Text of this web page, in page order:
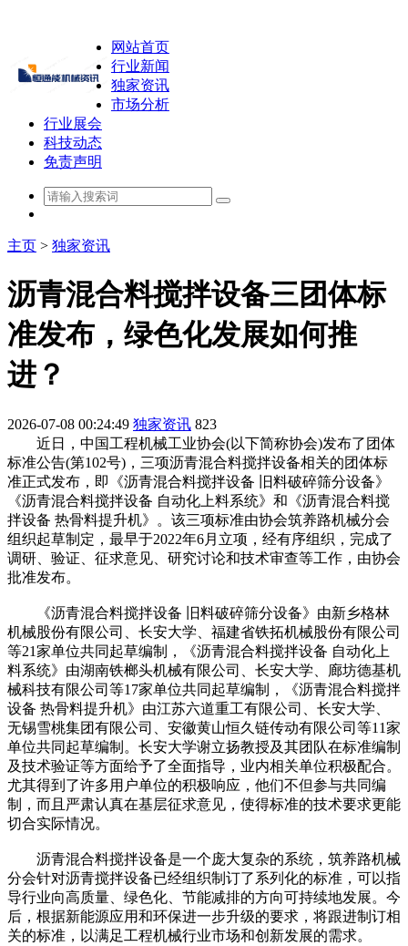
网站首页
行业新闻
独家资讯
市场分析
行业展会
科技动态
免责声明
主页 > 独家资讯
沥青混合料搅拌设备三团体标
准发布，绿色化发展如何推
进？
2026-07-08 00:24:49 独家资讯 823
近日，中国工程机械工业协会(以下简称协会)发布了团体
标准公告(第102号)，三项沥青混合料搅拌设备相关的团体标
准正式发布，即《沥青混合料搅拌设备 旧料破碎筛分设备》
《沥青混合料搅拌设备 自动化上料系统》和《沥青混合料搅
拌设备 热骨料提升机》。该三项标准由协会筑养路机械分会
组织起草制定，最早于2022年6月立项，经有序组织，完成了
调研、验证、征求意见、研究讨论和技术审查等工作，由协会
批准发布。
《沥青混合料搅拌设备 旧料破碎筛分设备》由新乡格林
机械股份有限公司、长安大学、福建省铁拓机械股份有限公司
等21家单位共同起草编制，《沥青混合料搅拌设备 自动化上
料系统》由湖南铁榔头机械有限公司、长安大学、廊坊德基机
械科技有限公司等17家单位共同起草编制，《沥青混合料搅拌
设备 热骨料提升机》由江苏六道重工有限公司、长安大学、
无锡雪桃集团有限公司、安徽黄山恒久链传动有限公司等11家
单位共同起草编制。长安大学谢立扬教授及其团队在标准编制
及技术验证等方面给予了全面指导，业内相关单位积极配合。
尤其得到了许多用户单位的积极响应，他们不但参与共同编
制，而且严肃认真在基层征求意见，使得标准的技术要求更能
切合实际情况。
沥青混合料搅拌设备是一个庞大复杂的系统，筑养路机械
分会针对沥青搅拌设备已经组织制订了系列化的标准，可以指
导行业向高质量、绿色化、节能减排的方向可持续地发展。今
后，根据新能源应用和环保进一步升级的要求，将跟进制订相
关的标准，以满足工程机械行业市场和创新发展的需求。